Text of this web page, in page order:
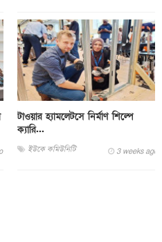
টাওয়ার হ্যামলেটসে নির্মাণ শিল্পে
ক্যারি...
ইউকে কমিউনিটি 3 weeks ago